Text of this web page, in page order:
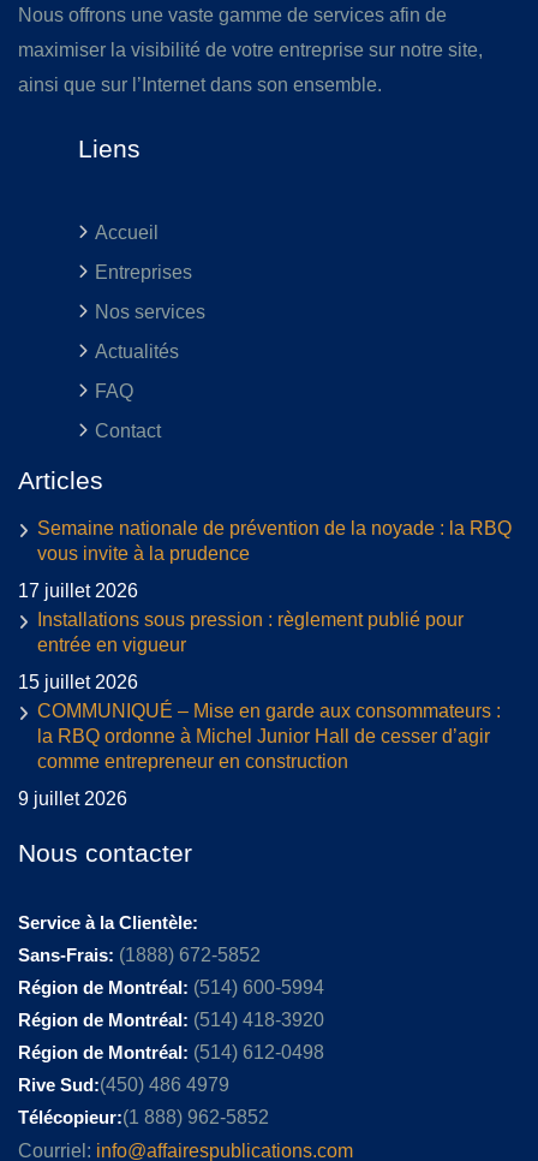
Nous offrons une vaste gamme de services afin de
maximiser la visibilité de votre entreprise sur notre site,
ainsi que sur l’Internet dans son ensemble.
Liens
Accueil
Entreprises
Nos services
Actualités
FAQ
Contact
Articles
Semaine nationale de prévention de la noyade : la RBQ
vous invite à la prudence
17 juillet 2026
Installations sous pression : règlement publié pour
entrée en vigueur
15 juillet 2026
COMMUNIQUÉ – Mise en garde aux consommateurs :
la RBQ ordonne à Michel Junior Hall de cesser d’agir
comme entrepreneur en construction
9 juillet 2026
Nous contacter
Service à la Clientèle:
Sans-Frais: (1888) 672-5852
Région de Montréal: (514) 600-5994
Région de Montréal: (514) 418-3920
Région de Montréal: (514) 612-0498
Rive Sud:(450) 486 4979
Télécopieur:(1 888) 962-5852
Courriel: info@affairespublications.com